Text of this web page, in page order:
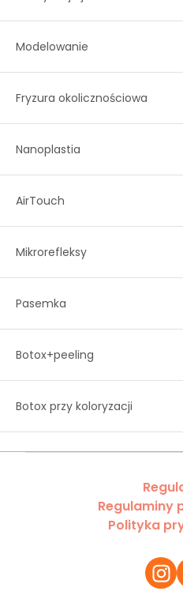
Modelowanie
Fryzura okolicznościowa
Nanoplastia
AirTouch
Mikrorefleksy
Pasemka
Botox+peeling
Botox przy koloryzacji
Regulaminy
Polityka